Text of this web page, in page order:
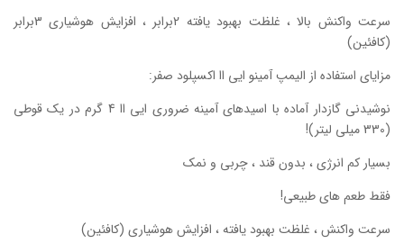
سرعت واکنش بالا ، غلظت بهبود یافته 2برابر ، افزایش هوشیاری 3برابر
(کافئین)
مزایای استفاده از الیمپ آمینو ایی اا اکسپلود صفر:
نوشیدنی گازدار آماده با اسیدهای آمینه ضروری ایی اا 4 گرم در یک قوطی
(330 میلی لیتر)!
بسیار کم انرژی ، بدون قند ، چربی و نمک
فقط طعم های طبیعی!
سرعت واکنش ، غلظت بهبود یافته ، افزایش هوشیاری (کافئین)